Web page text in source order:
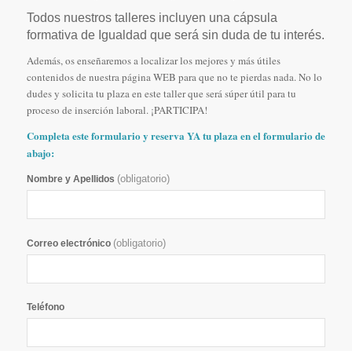
Todos nuestros talleres incluyen una cápsula
formativa de Igualdad que será sin duda de tu interés.
Además, os enseñaremos a localizar los mejores y más útiles
contenidos de nuestra página WEB para que no te pierdas nada.No lo
dudes y solicita tu plaza en este taller que será súper útil para tu
proceso de inserción laboral. ¡PARTICIPA!
Completa este formulario y reserva YA tu plaza en el formulario de
abajo:
Nombre y Apellidos (obligatorio)
Correo electrónico (obligatorio)
Teléfono